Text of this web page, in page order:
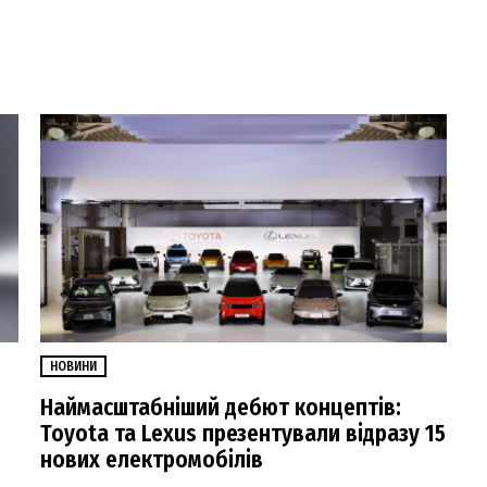
НОВИНИ
Наймасштабніший дебют концептів:
Toyota та Lexus презентували відразу 15
нових електромобілів